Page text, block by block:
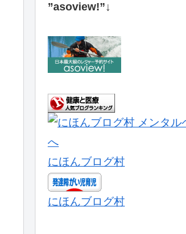
”asoview!”↓
にほんブログ村
にほんブログ村